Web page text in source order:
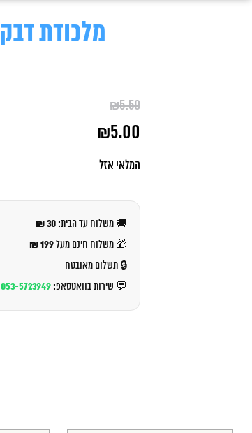
מלכודת דבק 1 יחידה
₪5.50
המקורי
₪5.50.
₪5.00
הנוכחי
המלאי אזל
🚚 משלוח עד הבית: 30 ₪
🎁 משלוח חינם מעל199 ₪
🔒 תשלום מאובטח
💬 שירות בוואטסאפ: 053-5723949